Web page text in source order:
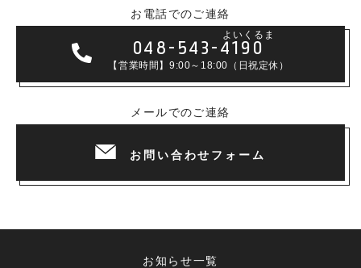
お電話でのご連絡
048-543-4190
よいくるま
【営業時間】9:00～18:00（日祝定休）
メールでのご連絡
お問い合わせフォーム
お知らせ一覧